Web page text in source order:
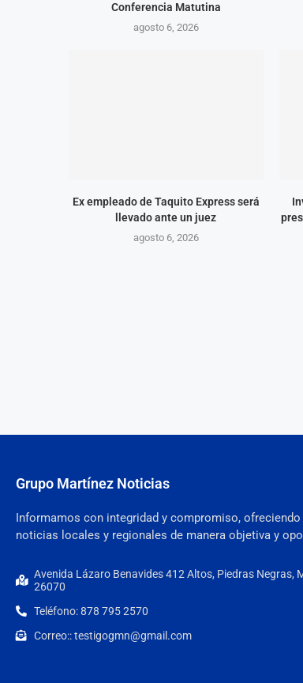
Conferencia Matutina
agosto 6, 2026
Ex empleado de Taquito Express será
llevado ante un juez
agosto 6, 2026
Grupo Martínez Noticias
Informamos con integridad y compromiso, ofreciendo
noticias locales y regionales de manera objetiva y
Avenida Lázaro Benavides 412 Altos, Piedras Negras,
26070
Teléfono: 878 795 2570
Correo:: testigogmn@gmail.com